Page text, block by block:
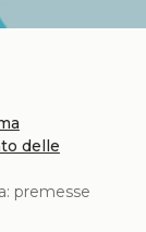
delle
premesse